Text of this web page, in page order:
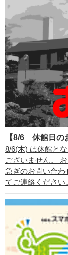
【8/6 休館日の
8/6(木) は休館と
ございません。
急ぎのお問い合わ
てご連絡ください。